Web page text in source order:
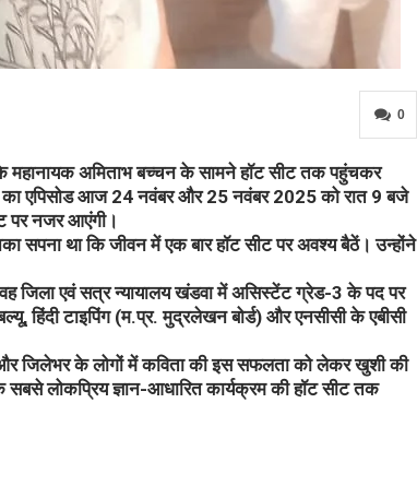
0
महानायक अमिताभ बच्चन के सामने हॉट सीट तक पहुंचकर
का एपिसोड आज 24 नवंबर और 25 नवंबर 2025 को रात 9 बजे
पर नजर आएंगी।
सपना था कि जीवन में एक बार हॉट सीट पर अवश्य बैठें। उन्होंने
जिला एवं सत्र न्यायालय खंडवा में असिस्टेंट ग्रेड-3 के पद पर
हिंदी टाइपिंग (म.प्र. मुद्रलेखन बोर्ड) और एनसीसी के एबीसी
और जिलेभर के लोगों में कविता की इस सफलता को लेकर खुशी की
लोकप्रिय ज्ञान-आधारित कार्यक्रम की हॉट सीट तक